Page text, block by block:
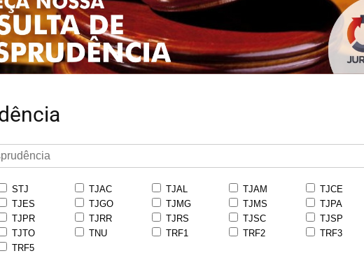
STJ TJAC TJAL TJAM
TJCE
TJES TJGO TJMG TJMS
TJPA
TJPR TJRR TJRS TJSC
TJSP
TJTO TNU TRF1 TRF2
TRF3
TRF5